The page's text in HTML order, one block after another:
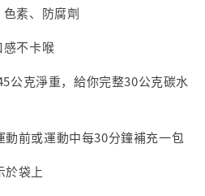
素、防腐劑
不卡喉
公克淨重，給你完整30公克碳水
前或運動中每30分鐘補充一包
於袋上